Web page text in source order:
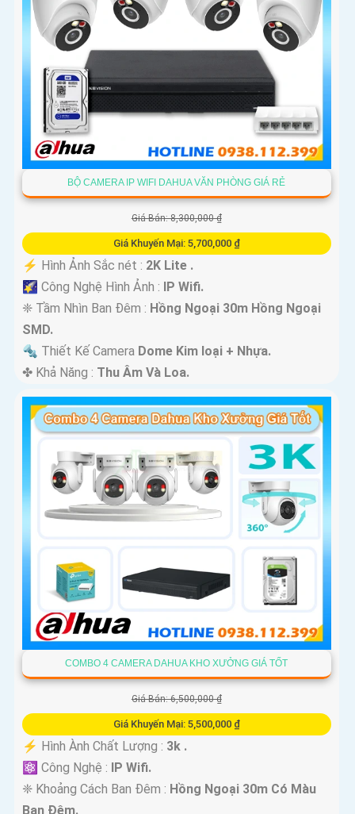
BỘ CAMERA IP WIFI DAHUA VĂN PHÒNG GIÁ RẺ
Giá Bán: 8,300,000 ₫
Giá Khuyến Mại: 5,700,000 ₫
️⚡ Hình Ảnh Sắc nét : 2K Lite .
🌠 Công Nghệ Hình Ảnh : IP Wifi.
❈ Tầm Nhìn Ban Đêm : Hồng Ngoại 30m Hồng Ngoại
SMD.
🔩 Thiết Kế Camera Dome Kim loại + Nhựa.
️✤ Khả Năng : Thu Âm Và Loa.
COMBO 4 CAMERA DAHUA KHO XƯỞNG GIÁ TỐT
Giá Bán: 6,500,000 ₫
Giá Khuyến Mại: 5,500,000 ₫
️⚡ Hình Ành Chất Lượng : 3k .
⚛️ Công Nghệ : IP Wifi.
❈ Khoảng Cách Ban Đêm : Hồng Ngoại 30m Có Màu
Ban Ðêm.